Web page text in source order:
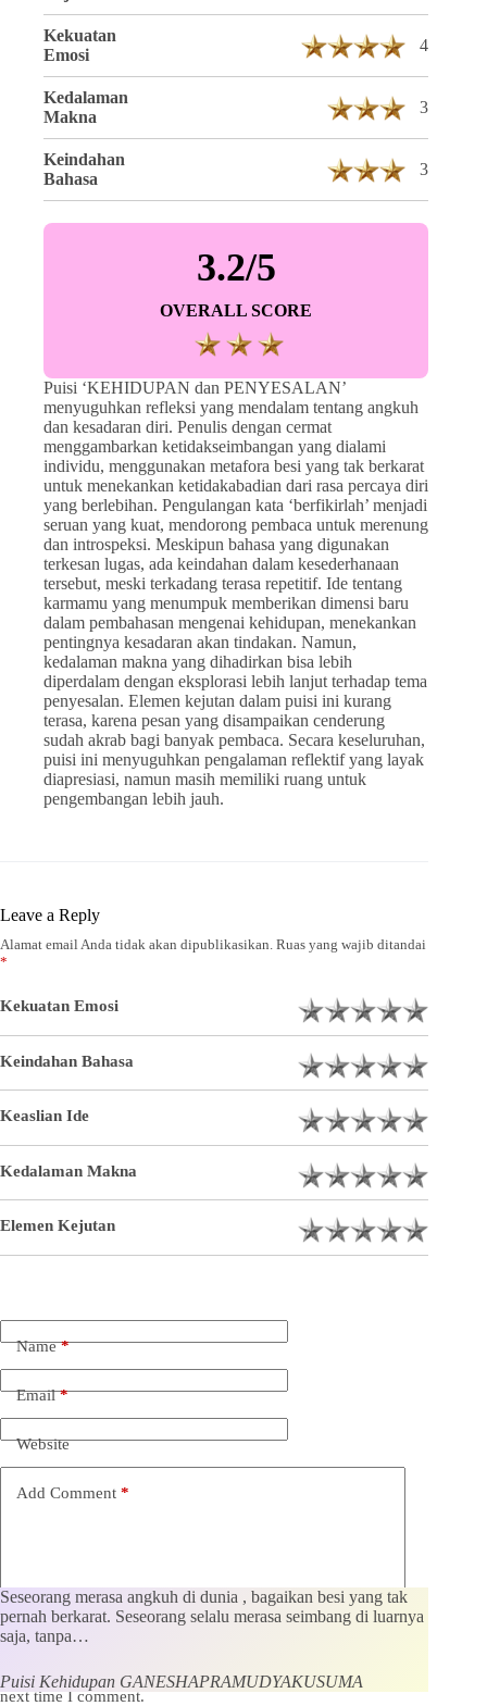
Kekuatan
Emosi
4
Kedalaman
Makna
3
Keindahan
Bahasa
3
3.2/5
OVERALL SCORE
Puisi ‘KEHIDUPAN dan PENYESALAN’
menyuguhkan refleksi yang mendalam tentang angkuh
dan kesadaran diri. Penulis dengan cermat
menggambarkan ketidakseimbangan yang dialami
individu, menggunakan metafora besi yang tak berkarat
untuk menekankan ketidakabadian dari rasa percaya diri
yang berlebihan. Pengulangan kata ‘berfikirlah’ menjadi
seruan yang kuat, mendorong pembaca untuk merenung
dan introspeksi. Meskipun bahasa yang digunakan
terkesan lugas, ada keindahan dalam kesederhanaan
tersebut, meski terkadang terasa repetitif. Ide tentang
karmamu yang menumpuk memberikan dimensi baru
dalam pembahasan mengenai kehidupan, menekankan
pentingnya kesadaran akan tindakan. Namun,
kedalaman makna yang dihadirkan bisa lebih
diperdalam dengan eksplorasi lebih lanjut terhadap tema
penyesalan. Elemen kejutan dalam puisi ini kurang
terasa, karena pesan yang disampaikan cenderung
sudah akrab bagi banyak pembaca. Secara keseluruhan,
puisi ini menyuguhkan pengalaman reflektif yang layak
diapresiasi, namun masih memiliki ruang untuk
pengembangan lebih jauh.
Leave a Reply
Alamat email Anda tidak akan dipublikasikan. Ruas yang wajib ditandai
*
Kekuatan Emosi
Keindahan Bahasa
Keaslian Ide
Kedalaman Makna
Elemen Kejutan
Name*
Email*
Website
Add Comment *
Save my name, email and website in this browser for the
next time I comment.
Seseorang merasa angkuh di dunia , bagaikan besi yang tak
pernah berkarat. Seseorang selalu merasa seimbang di luarnya
saja, tanpa…
Puisi Kehidupan GANESHAPRAMUDYAKUSUMA